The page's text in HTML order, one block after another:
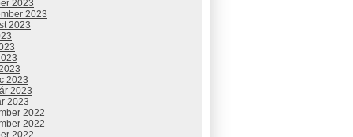
2023
2023
2023
2023
2023
2023
2022
2022
2022